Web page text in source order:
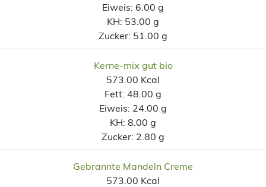
Eiweis: 6.00 g
KH: 53.00 g
Zucker: 51.00 g
Kerne-mix gut bio
573.00 Kcal
Fett: 48.00 g
Eiweis: 24.00 g
KH: 8.00 g
Zucker: 2.80 g
Gebrannte Mandeln Creme
573.00 Kcal